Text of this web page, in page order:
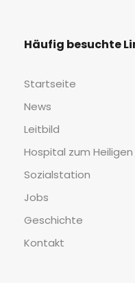
Häu­fig besuch­te
Start­sei­te
News
Leit­bild
Hos­pi­tal zum
Sozi­al­sta­ti­on
Jobs
Geschich­te
Kon­takt